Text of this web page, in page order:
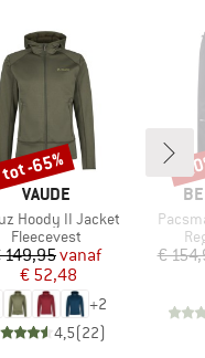
MERK
VAUDE
Hoody II Jacket
Productgroep
Fleecevest
Prijs
149,95Verlaagde prijs
vanaf
€ 52,48
+2
4,5(22)
tot -65%
Artikel
€
-